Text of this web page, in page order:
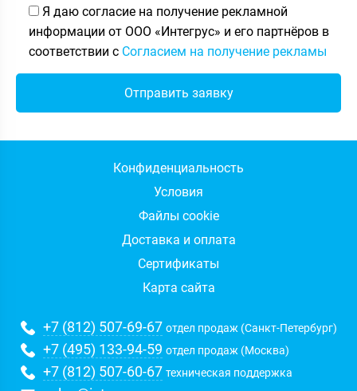
Я даю согласие на получение рекламной
информации от ООО «Интегрус» и его партнёров в
соответствии с Согласием на получение рекламы
Конфиденциальность
Условия
Файлы cookie
Доставка и оплата
Сертификаты
Карта сайта
+7 (812) 507-69-67 отдел продаж (Санкт-Петербург)
+7 (495) 133-94-59 отдел продаж (Москва)
+7 (812) 507-60-67 техническая поддержка